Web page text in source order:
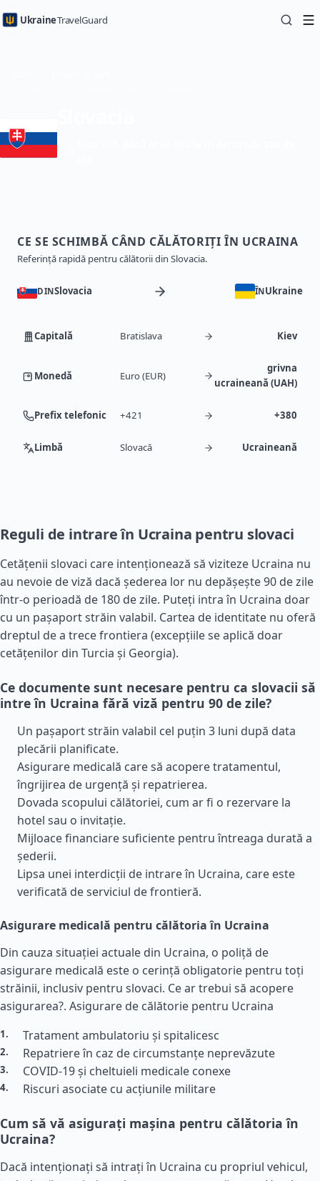
UkraineTravelGuard
CE SE SCHIMBĂ CÂND CĂLĂTORIȚI ÎN UCRAINA
Referință rapidă pentru călătorii din Slovacia.
DINSlovacia ÎNUkraine
Capitală Bratislava Kiev
Monedă Euro (EUR)
grivna
ucraineană (UAH)
Prefix telefonic +421 +380
Limbă Slovacă Ucraineană
Reguli de intrare în Ucraina pentru slovaci
Cetățenii slovaci care intenționează să viziteze Ucraina nu
au nevoie de viză dacă șederea lor nu depășește 90 de zile
într-o perioadă de 180 de zile. Puteți intra în Ucraina doar
cu un pașaport străin valabil. Cartea de identitate nu oferă
dreptul de a trece frontiera (excepțiile se aplică doar
cetățenilor din Turcia și Georgia).
Ce documente sunt necesare pentru ca slovacii să
intre în Ucraina fără viză pentru 90 de zile?
Un pașaport străin valabil cel puțin 3 luni după data
plecării planificate.
Asigurare medicală care să acopere tratamentul,
îngrijirea de urgență și repatrierea.
Dovada scopului călătoriei, cum ar fi o rezervare la
hotel sau o invitație.
Mijloace financiare suficiente pentru întreaga durată a
șederii.
Lipsa unei interdicții de intrare în Ucraina, care este
verificată de serviciul de frontieră.
Asigurare medicală pentru călătoria în Ucraina
Din cauza situației actuale din Ucraina, o poliță de
asigurare medicală este o cerință obligatorie pentru toți
străinii, inclusiv pentru slovaci. Ce ar trebui să acopere
asigurarea?. Asigurare de călătorie pentru Ucraina
Tratament ambulatoriu și spitalicesc
Repatriere în caz de circumstanțe neprevăzute
COVID-19 și cheltuieli medicale conexe
Riscuri asociate cu acțiunile militare
Cum să vă asigurați mașina pentru călătoria în
Ucraina?
Dacă intenționați să intrați în Ucraina cu propriul vehicul,